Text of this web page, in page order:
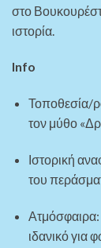
στο
ιστορία.
Info
Τοποθεσία/
τον μύθο
Ιστορική
του
ιδανικό για